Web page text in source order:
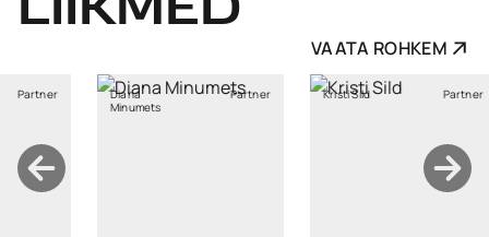
LIIKMED
VAATA ROHKEM
Partner Kristi Sild Partner
Ksenia